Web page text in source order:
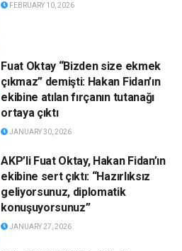
FEBRUARY 10, 2026
Fuat Oktay “Bizden size ekmek
çıkmaz” demişti: Hakan Fidan’ın
ekibine atılan fırçanın tutanağı
ortaya çıktı
JANUARY 30, 2026
AKP’li Fuat Oktay, Hakan Fidan’ın
ekibine sert çıktı: “Hazırlıksız
geliyorsunuz, diplomatik
konuşuyorsunuz”
JANUARY 27, 2026